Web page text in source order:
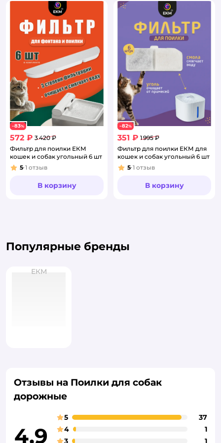
−83%
572 ₽ 3 420 ₽
Фильтр для поилки ЕКМ
кошек и собак угольный 6 шт
Рейтинг:
5 1 отзыв
В корзину
−82%
351 ₽ 1 995 ₽
Фильтр для поилки ЕКМ для
кошек и собак угольный 6 шт
Рейтинг:
5 1 отзыв
В корзину
Популярные бренды
ЕКМ
Отзывы на Поилки для собак
дорожные
4,9
5
37
4
1
3
1